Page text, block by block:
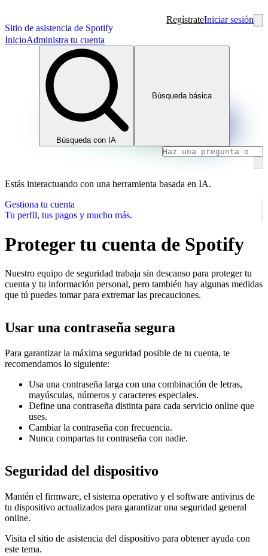
Sitio de asistencia de Spotify
RegístrateIniciar sesión
InicioAdministra tu cuenta
Búsqueda con IA
Búsqueda básica
Estás interactuando con una herramienta basada en IA.
Gestiona tu cuenta
Tu perfil, tus pagos y mucho más.
Proteger tu cuenta de Spotify
Nuestro equipo de seguridad trabaja sin descanso para proteger tu
cuenta y tu información personal, pero también hay algunas medidas
que tú puedes tomar para extremar las precauciones.
Usar una contraseña segura
Para garantizar la máxima seguridad posible de tu cuenta, te
recomendamos lo siguiente:
Usa una contraseña larga con una combinación de letras,
mayúsculas, números y caracteres especiales.
Define una contraseña distinta para cada servicio online que
uses.
Cambiar la contraseña con frecuencia.
Nunca compartas tu contraseña con nadie.
Seguridad del dispositivo
Mantén el firmware, el sistema operativo y el software antivirus de
tu dispositivo actualizados para garantizar una seguridad general
online.
Visita el sitio de asistencia del dispositivo para obtener ayuda con
este tema.